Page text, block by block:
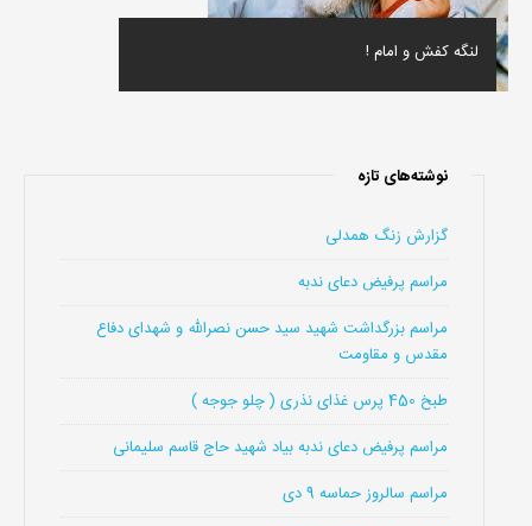
لنگه کفش و امام !
نوشته‌های تازه
گزارش زنگ همدلی
مراسم پرفیض دعای ندبه
مراسم بزرگداشت شهید سید حسن نصرالله و شهدای دفاع
مقدس و مقاومت
طبخ 450 پرس غذای نذری ( چلو جوجه )
مراسم پرفیض دعای ندبه بیاد شهید حاج قاسم سلیمانی
مراسم سالروز حماسه 9 دی